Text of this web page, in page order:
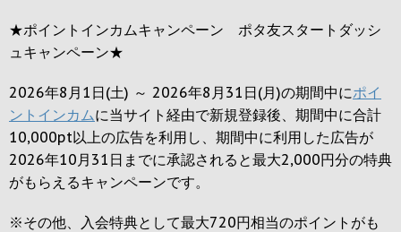
★ポイントインカムキャンペーン ポタ友スタートダッシ
ュキャンペーン★
2026年8月1日(土) ～ 2026年8月31日(月)の期間中にポイ
ントインカムに当サイト経由で新規登録後、期間中に合計
10,000pt以上の広告を利用し、期間中に利用した広告が
2026年10月31日までに承認されると最大2,000円分の特典
がもらえるキャンペーンです。
※その他、入会特典として最大720円相当のポイントがも